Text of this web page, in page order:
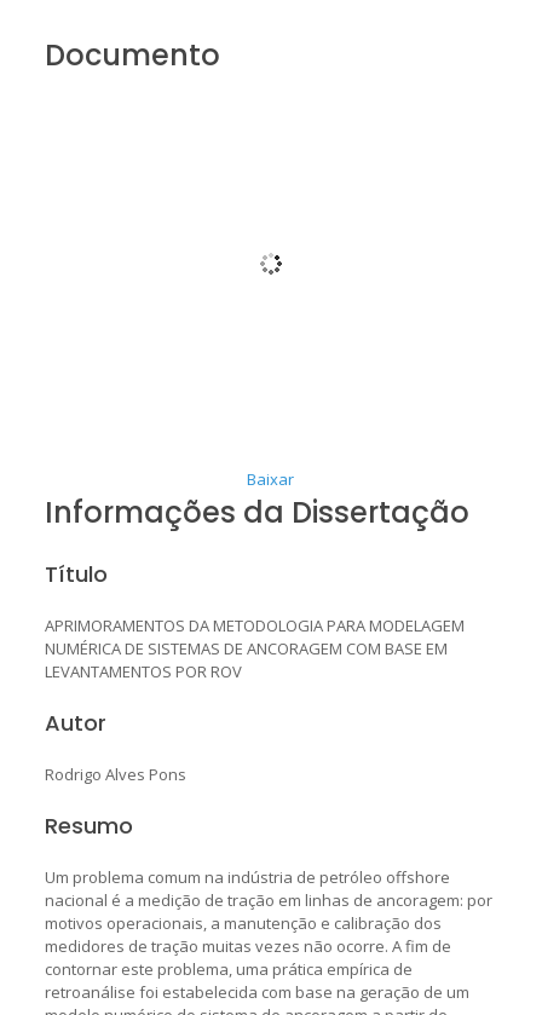
Documento
Baixar
Informações da Dissertação
Título
APRIMORAMENTOS DA METODOLOGIA PARA MODELAGEM
NUMÉRICA DE SISTEMAS DE ANCORAGEM COM BASE EM
LEVANTAMENTOS POR ROV
Autor
Rodrigo Alves Pons
Resumo
Um problema comum na indústria de petróleo offshore
nacional é a medição de tração em linhas de ancoragem: por
motivos operacionais, a manutenção e calibração dos
medidores de tração muitas vezes não ocorre. A fim de
contornar este problema, uma prática empírica de
retroanálise foi estabelecida com base na geração de um